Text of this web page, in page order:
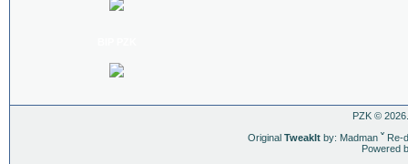
PZK ©
Original TweakItby: Madman ˇRe-
Powered